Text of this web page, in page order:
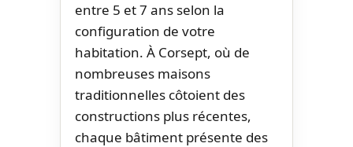
entre 5 et 7 ans selon la
configuration de votre
habitation. À Corsept, où de
nombreuses maisons
traditionnelles côtoient des
constructions plus récentes,
chaque bâtiment présente des